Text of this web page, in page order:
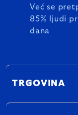
Već se
85% ljudi
dana
TRGOVINA